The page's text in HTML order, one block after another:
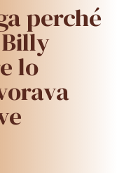
perché
lo